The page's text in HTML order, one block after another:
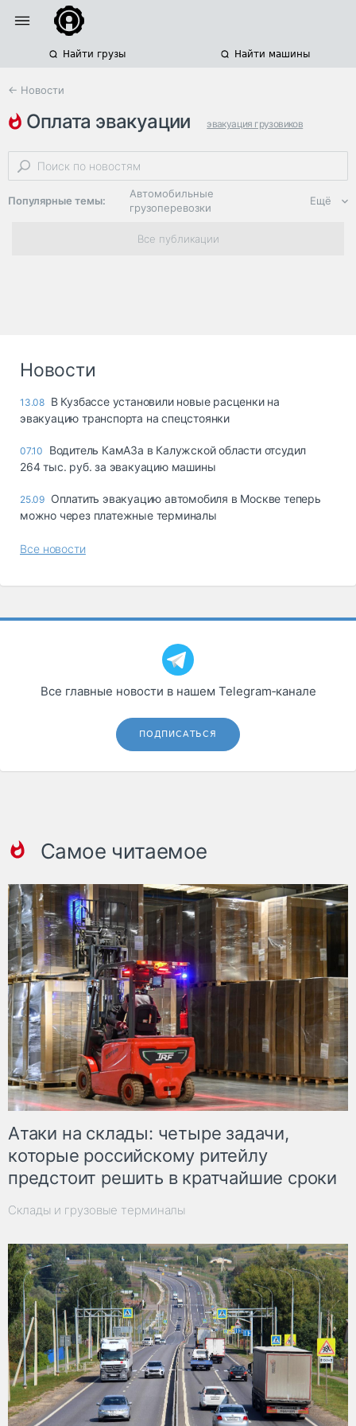
Найти грузы Найти машины
← Новости
оплата эвакуации эвакуация грузовиков
кемеровская область сфо
Популярные темы:
Автомобильные
грузоперевозки
Региональная
логистика
опасные грузы
страхование
Склады и
грузовые
запчасти, шины
Топливо, масла и
Ещё
Все публикации
Новости
13.08 В Кузбассе установили новые расценки на
эвакуацию транспорта на спецстоянки
07.10
Водитель КамАЗа в Калужской области отсудил
264 тыс. руб. за эвакуацию машины
25.09 Оплатить эвакуацию автомобиля в Москве теперь
можно через платежные терминалы
Все новости
Все главные новости в нашем Telegram‑канале
ПОДПИСАТЬСЯ
Самое читаемое
Атаки на склады: четыре задачи,
которые российскому ритейлу
предстоит решить в кратчайшие сроки
Склады и грузовые терминалы